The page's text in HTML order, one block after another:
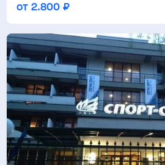
от 2.800 ₽